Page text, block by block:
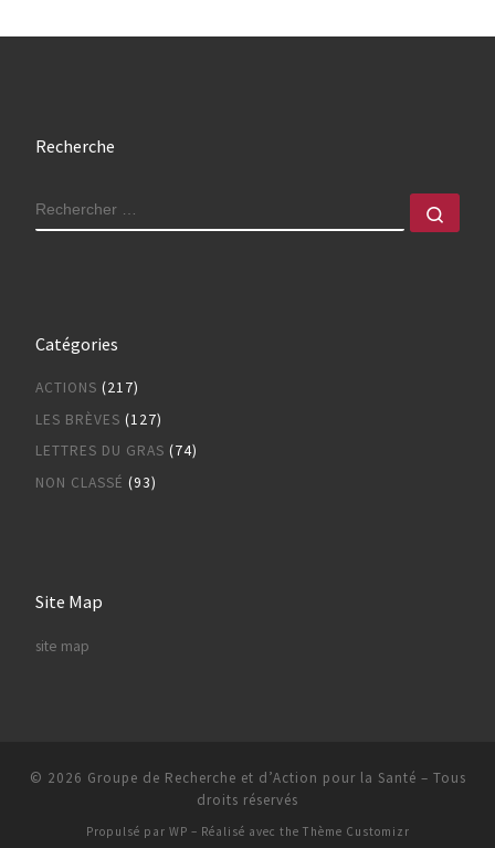
Recherche
RECHERCHER
Catégories
ACTIONS (217)
LES BRÈVES (127)
LETTRES DU GRAS (74)
NON CLASSÉ (93)
Site Map
site map
© 2026 Groupe de Recherche et d’Action pour la Santé – Tous
droits réservés
Propulsé par WP – Réalisé avec the Thème Customizr